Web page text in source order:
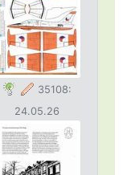
35108:
24.05.26